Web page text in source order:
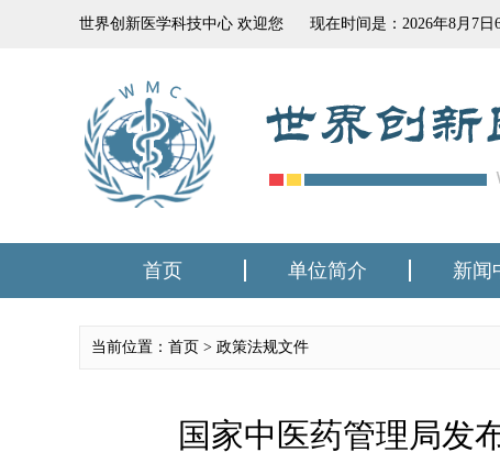
世界创新医学科技中心 欢迎您 现在时间是： 2026年8月 7 日
首页 单位简介 新闻
当前位置：首页 > 政策法规文件
国家中医药管理局发